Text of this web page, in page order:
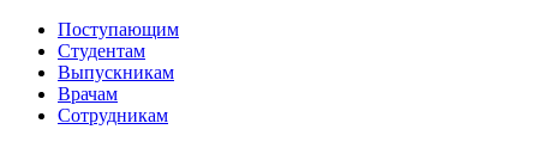
Поступающим
Студентам
Выпускникам
Врачам
Сотрудникам